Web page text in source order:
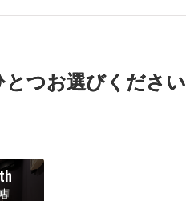
つお選びください